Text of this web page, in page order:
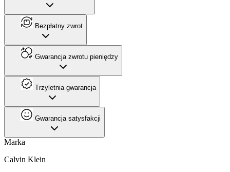
Bezpłatny zwrot
Gwarancja zwrotu pieniędzy
Trzyletnia gwarancja
Gwarancja satysfakcji
Marka
Calvin Klein